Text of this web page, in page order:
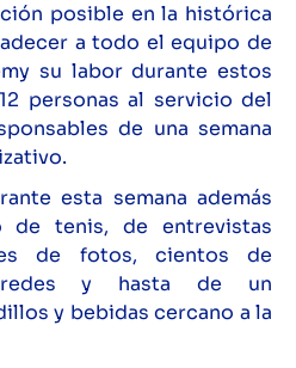
posible en la histórica
a todo el equipo de
su labor durante estos
personas al servicio del
de una semana
esta semana además
tenis, de entrevistas
de fotos, cientos de
redes y hasta de un
y bebidas cercano a la